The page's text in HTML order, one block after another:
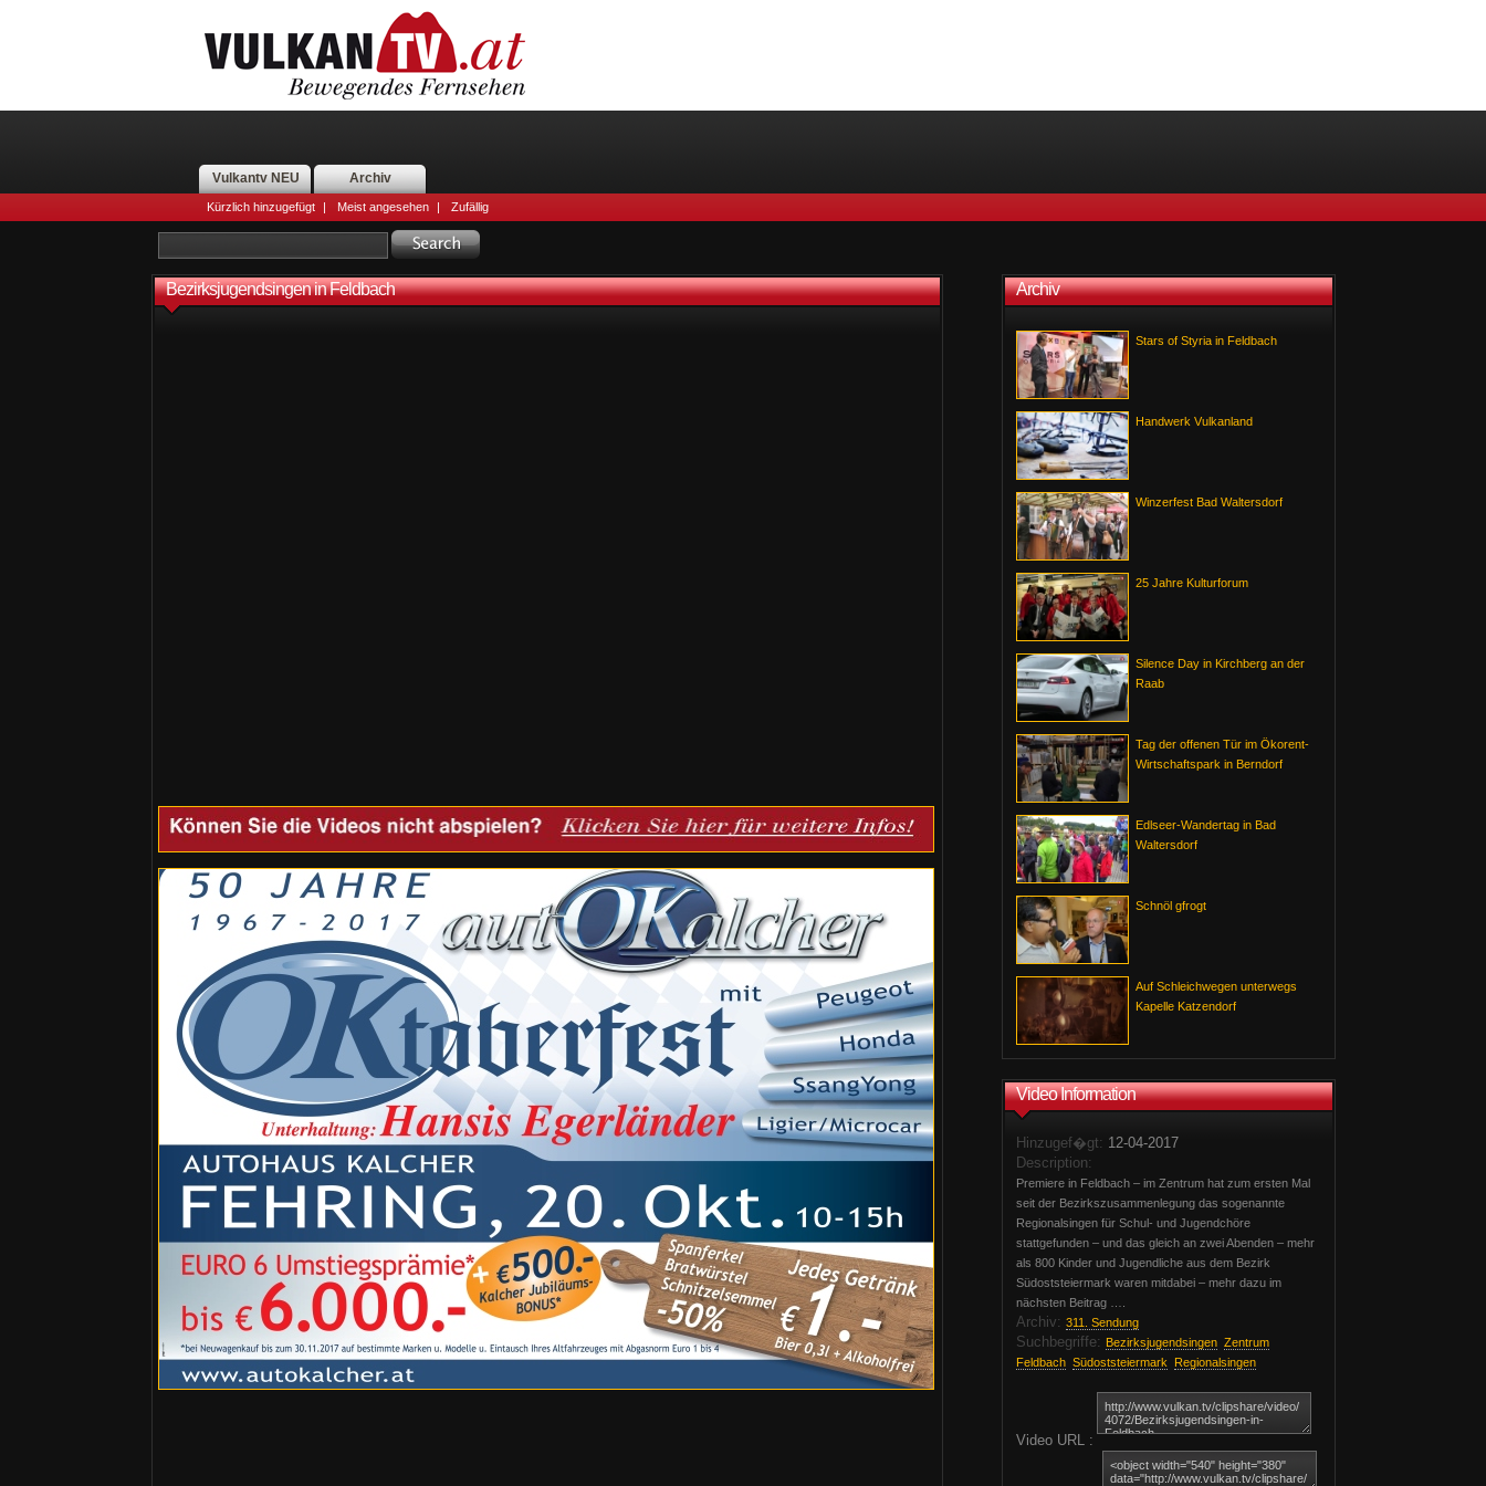
Vulkantv NEU Archiv
Kürzlich hinzugefügt | Meist angesehen | Zufällig
Bezirksjugendsingen in Feldbach Archiv
Stars of Styria in Feldbach
Handwerk Vulkanland
Winzerfest Bad Waltersdorf
25 Jahre Kulturforum
Silence Day in Kirchberg an der
Raab
Tag der offenen Tür im Ökorent-
Wirtschaftspark in Berndorf
Edlseer-Wandertag in Bad
Waltersdorf
Schnöl gfrogt
Auf Schleichwegen unterwegs
Kapelle Katzendorf
Video Information
Hinzugef�gt: 12-04-2017
Description:
Premiere in Feldbach – im Zentrum hat zum ersten Mal
seit der Bezirkszusammenlegung das sogenannte
Regionalsingen für Schul- und Jugendchöre
stattgefunden – und das gleich an zwei Abenden – mehr
als 800 Kinder und Jugendliche aus dem Bezirk
Südoststeiermark waren mitdabei – mehr dazu im
nächsten Beitrag ….
Archiv: 311. Sendung
Suchbegriffe: Bezirksjugendsingen Zentrum
Feldbach Südoststeiermark Regionalsingen
Video URL :